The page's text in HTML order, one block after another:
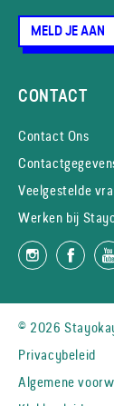
MELD JE AAN
CONTACT
Contact Ons
Veelgestelde
Werken bij
© 2026
Privacybeleid
Algemene